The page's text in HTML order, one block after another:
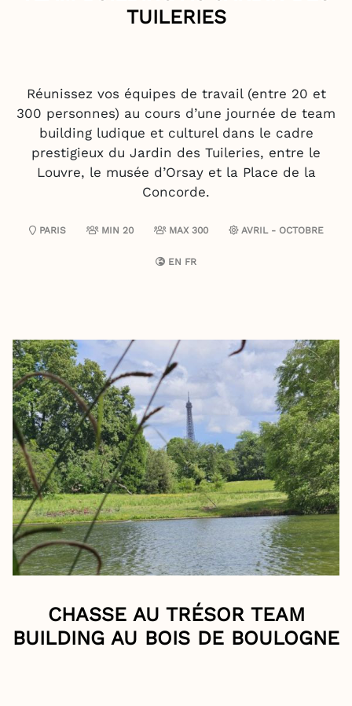
TUILERIES
Réunissez vos équipes de travail (entre 20 et
300 personnes) au cours d’une journée de team
building ludique et culturel dans le cadre
prestigieux du Jardin des Tuileries, entre le
Louvre, le musée d’Orsay et la Place de la
Concorde.
PARIS MIN 20 MAX 300 AVRIL - OCTOBRE
EN FR
CHASSE AU TRÉSOR TEAM
BUILDING AU BOIS DE BOULOGNE